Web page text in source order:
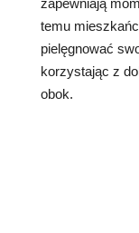
zapewniają
temu
pielęgnować
korzystając z
obok.